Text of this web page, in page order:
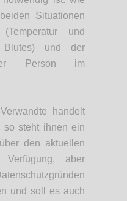
Situationen
(Temperatur und
Blutes) und der
Person im
handelt
so steht ihnen ein
über den aktuellen
Verfügung, aber
und soll es auch